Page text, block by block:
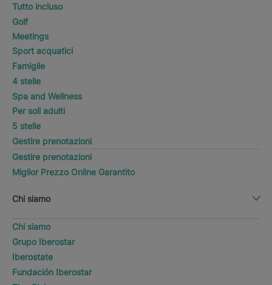
Tutto incluso
Golf
Meetings
Sport acquatici
Famiglie
4 stelle
Spa and Wellness
Per soli adulti
5 stelle
Gestire prenotazioni
Gestire prenotazioni
Miglior Prezzo Online Garantito
Chi siamo
Chi siamo
Grupo Iberostar
Iberostate
Fundación Iberostar